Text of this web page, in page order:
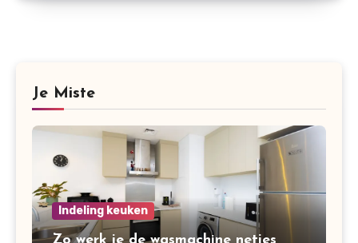
Je Miste
Indeling keuken